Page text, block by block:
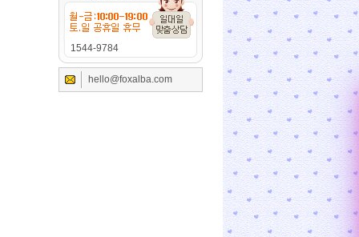
1544-9784
hello@foxalba.com